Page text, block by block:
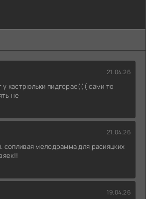
21.04.26
у кастрюльки пидгорае((( сами то
не
21.04.26
сопливая мелодрамма для расияцких
19.04.26